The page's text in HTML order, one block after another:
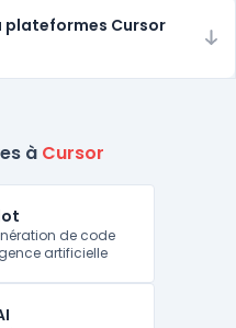
plateformes Cursor
à Cursor
de code
artificielle